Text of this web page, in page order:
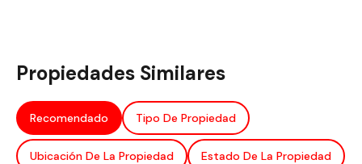
Propiedades Similares
Recomendado Tipo De Propiedad
Ubicación De La Propiedad Estado De La Propiedad